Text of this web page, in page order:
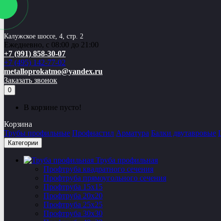
Калужское шоссе, 4, стр. 2
Ежедневно, с 08:00 до 21:00
+7 (991) 858-30-07
+7 (495) 142-77-02
metalloprokatmo@yandex.ru
Заказать звонок
0
В корзине пусто!
Корзина
Трубы профильные Профнастил Арматура Балки двутавровые
Категории
Труба профильная
Профтруба квадратного сечения
Профтруба прямоугольного сечения
Профтруба 15х15
Профтруба 20х20
Профтруба 25х25
Профтруба 30х30